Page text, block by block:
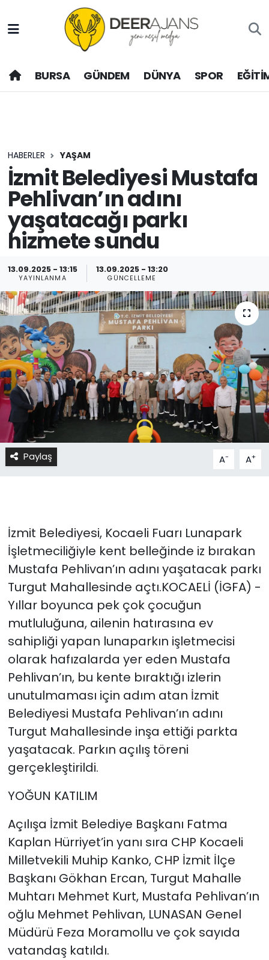
BURSA GÜNDEM DÜNYA SPOR
HABERLER YAŞAM
İzmit Belediyesi Mustafa
Pehlivan’ın adını
yaşatacağı parkı
hizmete sundu
13.09.2025 - 13:15
YAYINLANMA
13.09.2025 - 13:20
GÜNCELLEME
Paylaş A- A+
İzmit Belediyesi, Kocaeli Fuarı Lunapark
İşletmeciliğiyle kent belleğinde iz bırakan
Mustafa Pehlivan’ın adını yaşatacak parkı
Turgut Mahallesinde açtı.KOCAELİ (İGFA) -
Yıllar boyunca pek çok çocuğun
mutluluğuna, ailenin hatırasına ev
sahipliği yapan lunaparkın işletmecisi
olarak hafızalarda yer eden Mustafa
Pehlivan’ın, bu kente bıraktığı izlerin
unutulmaması için adım atan İzmit
Belediyesi Mustafa Pehlivan’ın adını
Turgut Mahallesinde inşa ettiği parkta
yaşatacak. Parkın açılış töreni
gerçekleştirildi.
YOĞUN KATILIM
Açılışa İzmit Belediye Başkanı Fatma
Kaplan Hürriyet’in yanı sıra CHP Kocaeli
Milletvekili Muhip Kanko, CHP İzmit İlçe
Başkanı Gökhan Ercan, Turgut Mahalle
Muhtarı Mehmet Kurt, Mustafa Pehlivan’ın
oğlu Mehmet Pehlivan, LUNASAN Genel
Müdürü Feza Moramollu ve çok sayıda
vatandaş katıldı.
Hava Durumu
Trafik Durumu
Son Dakika Haberleri
Haber Arşivi